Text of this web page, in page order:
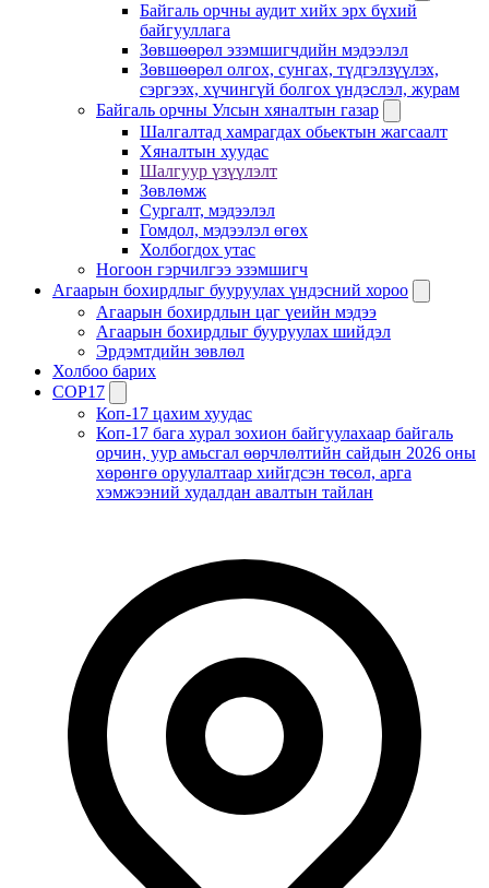
Байгаль орчны аудит хийх эрх бүхий
байгууллага
Зөвшөөрөл эзэмшигчдийн мэдээлэл
Зөвшөөрөл олгох, сунгах, түдгэлзүүлэх,
сэргээх, хүчингүй болгох үндэслэл, журам
Байгаль орчны Улсын хяналтын газар
Шалгалтад хамрагдах обьектын жагсаалт
Хяналтын хуудас
Шалгуур үзүүлэлт
Зөвлөмж
Сургалт, мэдээлэл
Гомдол, мэдээлэл өгөх
Холбогдох утас
Ногоон гэрчилгээ эзэмшигч
Агаарын бохирдлыг бууруулах үндэсний хороо
Агаарын бохирдлын цаг үеийн мэдээ
Агаарын бохирдлыг бууруулах шийдэл
Эрдэмтдийн зөвлөл
Холбоо барих
COP17
Коп-17 цахим хуудас
Коп-17 бага хурал зохион байгуулахаар байгаль
орчин, уур амьсгал өөрчлөлтийн сайдын 2026 оны
хөрөнгө оруулалтаар хийгдсэн төсөл, арга
хэмжээний худалдан авалтын тайлан